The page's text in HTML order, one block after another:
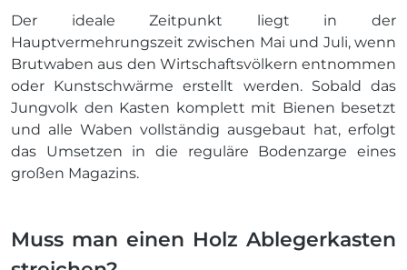
Der ideale Zeitpunkt liegt in der
Hauptvermehrungszeit zwischen Mai und Juli, wenn
Brutwaben aus den Wirtschaftsvölkern entnommen
oder Kunstschwärme erstellt werden. Sobald das
Jungvolk den Kasten komplett mit Bienen besetzt
und alle Waben vollständig ausgebaut hat, erfolgt
das Umsetzen in die reguläre Bodenzarge eines
großen Magazins.
Muss man einen Holz Ablegerkasten